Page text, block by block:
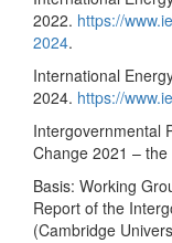
2022. https://
2024.
International
2024. https://
Intergovernmental
Change 2021 –
Basis: Working
Report of the
(Cambridge